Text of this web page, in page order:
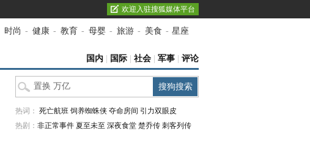
欢迎入驻搜狐媒体平台
时尚 - 健康 - 教育 - 母婴 - 旅游 - 美食 - 星座
国内 国际 社会 军事 评论
热词： 死亡航班 饲养蜘蛛侠 夺命房间 引力双眼皮
热剧： 非正常事件 夏至未至 深夜食堂 楚乔传 刺客列传